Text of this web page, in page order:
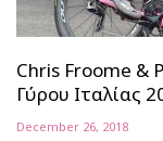
Chris Froome &
Γύρου Ιταλίας
December 26, 2018